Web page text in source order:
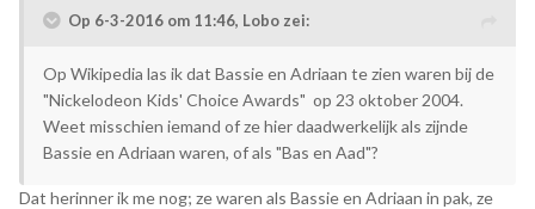
Op 6-3-2016 om 11:46, Lobo zei:
Op Wikipedia las ik dat Bassie en Adriaan te zien waren bij de
"Nickelodeon Kids' Choice Awards" op 23 oktober 2004.
Weet misschien iemand of ze hier daadwerkelijk als zijnde
Bassie en Adriaan waren, of als "Bas en Aad"?
Dat herinner ik me nog; ze waren als Bassie en Adriaan in pak, ze